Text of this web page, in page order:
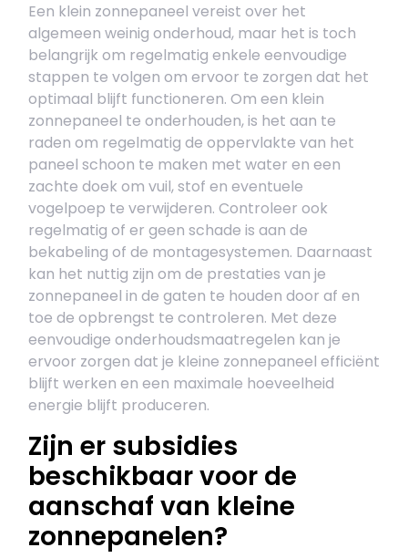
Een klein zonnepaneel vereist over het
algemeen weinig onderhoud, maar het is toch
belangrijk om regelmatig enkele eenvoudige
stappen te volgen om ervoor te zorgen dat het
optimaal blijft functioneren. Om een klein
zonnepaneel te onderhouden, is het aan te
raden om regelmatig de oppervlakte van het
paneel schoon te maken met water en een
zachte doek om vuil, stof en eventuele
vogelpoep te verwijderen. Controleer ook
regelmatig of er geen schade is aan de
bekabeling of de montagesystemen. Daarnaast
kan het nuttig zijn om de prestaties van je
zonnepaneel in de gaten te houden door af en
toe de opbrengst te controleren. Met deze
eenvoudige onderhoudsmaatregelen kan je
ervoor zorgen dat je kleine zonnepaneel efficiënt
blijft werken en een maximale hoeveelheid
energie blijft produceren.
Zijn er subsidies
beschikbaar voor de
aanschaf van kleine
zonnepanelen?